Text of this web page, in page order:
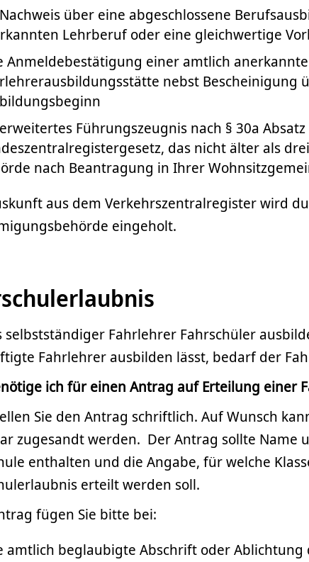
über eine abgeschlossene
Lehrberuf oder eine gleichwertige
Anmeldebestätigung einer amtlich
nebst Bescheinigung
Führungszeugnis nach § 30a
das nicht älter als
nach Beantragung in Ihrer
aus dem Verkehrszentralregister wird
eingeholt.
selbstständiger Fahrlehrer Fahrschüler
Fahrlehrer ausbilden lässt, bedarf der
ich für einen Antrag auf Erteilung einer
Sie den Antrag schriftlich. Auf Wunsch
zugesandt werden. Der Antrag sollte Name
enthalten und die Angabe, für welche
erteilt werden soll.
fügen Sie bitte bei:
amtlich beglaubigte Abschrift oder Ablichtung